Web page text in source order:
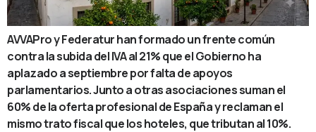
AVVAPro y Federatur han formado un frente común
contra la subida del IVA al 21% que el Gobierno ha
aplazado a septiembre por falta de apoyos
parlamentarios. Junto a otras asociaciones suman el
60% de la oferta profesional de España y reclaman el
mismo trato fiscal que los hoteles, que tributan al 10%.